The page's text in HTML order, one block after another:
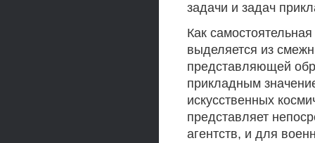
задачи и задач
Как
выделяется из
представляющей
прикладным
искусственных
представляет
агентств, и для